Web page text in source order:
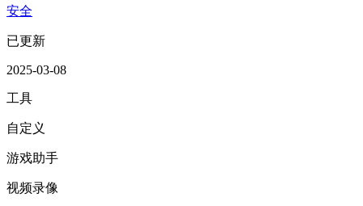
安全
已更新
2025-03-08
工具
自定义
游戏助手
视频录像